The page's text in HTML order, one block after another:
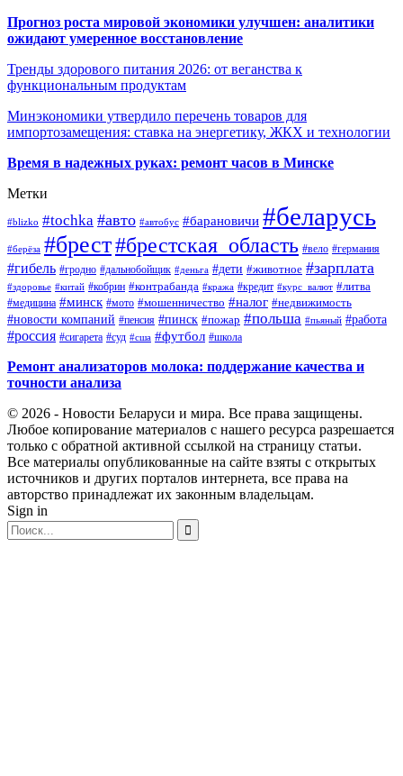
Прогноз роста мировой экономики улучшен: аналитики
ожидают умеренное восстановление
Тренды здорового питания 2026: от веганства к
функциональным продуктам
Минэкономики утвердило перечень товаров для
импортозамещения: ставка на энергетику, ЖКХ и технологии
Время в надежных руках: ремонт часов в Минске
Метки
#blizko #tochka #авто #автобус #барановичи #беларусь
#берёза #брест#брестская_область #вело #германия
#гибель #гродно #дальнобойщик #деньга #дети #животное #зарплата
#здоровье #китай #кобрин #контрабанда #кража #кредит #курс_валют #литва
#медицина #минск #мото #мошенничество #налог #недвижимость
#новости компаний #пенсия #пинск #пожар #польша #пьяный #работа
#россия #сигарета #суд #сша #футбол #школа
Ремонт анализаторов молока: поддержание качества и
точности анализа
© 2026 - Новости Беларуси и мира. Все права защищены.
Любое копирование материалов с нашего ресурса разрешается
только с обратной активной ссылкой на страницу статьи.
Все материалы опубликованные на сайте взяты с открытых
источников и других порталов интернета, все права на
авторство принадлежат их законным владельцам.
Sign in